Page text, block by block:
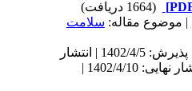
مقاله:سلامت
دریافت: 1401/12/14 | پذیرش: 1402/4/5 | انتشار
الکترونیک پیش از انتشار نهایی: 1402/4/10 |